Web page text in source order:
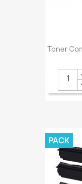
Toner
PACK